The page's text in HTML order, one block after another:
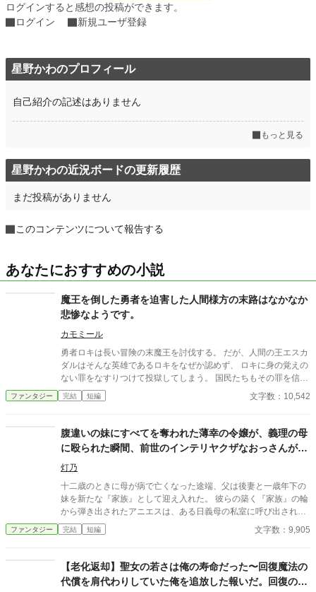
そしてその条件がついに達成された瞬間——
『ガチャポイント：1。状態：ガチャ実行可能』
チートスキルとなろうとしている。
お気に入り 57
21 pt
文字数 106,482
初回公開日時 2026.04.03 19:34
21 pt (62,459 位)
140 pt (58,597 位)
18,115 pt (21,495 位)
18,178 pt (74,360 位)
ログインすると感想の投稿ができます。
ログイン
新規ユーザ登録
星野かわのプロフィール
自己紹介の記述はありません
もっと見る
星野かわの近況ボードの更新履歴
まだ投稿がありません
このコンテンツについて報告する
あなたにおすすめの小説
魔王を倒した勇者を迫害した人間様方の末路はなかなか
悲惨なようです。
カモミール
勇者ロキは長い冒険の末魔王を討伐する。 だが、人間の王エスカ
ダルはそんな英雄であるロキをなぜか認めず、 ロキに身の覚えの
ない罪をなすりつけて投獄してしまう。 国民たちもその罪を信じ
勇者を迫害した。 そして、処刑場される間際、勇者は驚きの発言
をするのだった。
ファンタジー 完結 短編 文字数：10,542
腹違いの妹にすべてを奪われた薄幸の令嬢が、義理の母
に殴られた瞬間、前世のインテリヤクザなおっさんがぶ
ちギレた場合。
灯乃
十二歳のときに母が病で亡くなった途端、父は後妻と一歳年下の
妹を新たな『家族』として迎え入れた。 彼らの築く『家族』の輪
から弾き出されたアニエスは、ある日義母の私室に呼び出され―
―。 タイトル通りのおっさんコメディーです。
ファンタジー 完結 短編 文字数：9,905
【老化返却】聖女の若さは俺の寿命だった〜回復魔法の
代償を肩代わりしていた俺を追放した報いだ。回復のた